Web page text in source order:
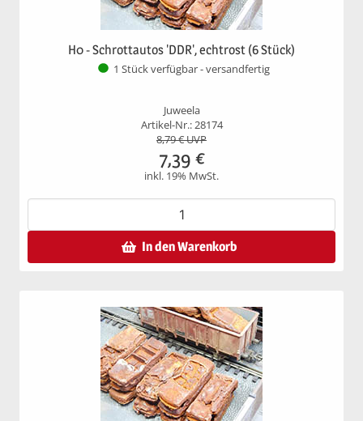
H0 - Schrottautos 'DDR', echtrost (6 Stück)
1 Stück verfügbar - versandfertig
Juweela
Artikel-Nr.: 28174
8,79€ UVP
7,39 €
inkl. 19% MwSt.
In den Warenkorb